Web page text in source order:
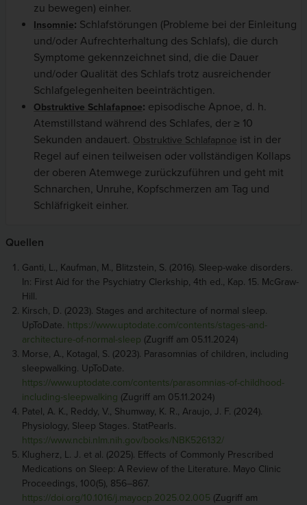
zu bewegen) einher.
Insomnie: Schlafstörungen (Probleme bei der Einleitung
und/oder Aufrechterhaltung des Schlafs), die durch
Symptome gekennzeichnet sind, die die Dauer
und/oder Qualität des Schlafs trotz ausreichender
Schlafgelegenheiten beeinträchtigen.
Obstruktive Schlafapnoe: episodische Apnoe, d. h.
Atemstillstand während des Schlafes, der ≥ 10
Sekunden andauert. Obstruktive Schlafapnoe ist in der
Regel auf einen teilweisen oder vollständigen Kollaps
der oberen Atemwege zurückzuführen und geht mit
Schnarchen, Unruhe, Kopfschmerzen am Tag und
Schläfrigkeit einher.
Quellen
Ganti, L., Kaufman, M., Blitzstein, S. (2016). Sleep-wake disorders.
In: First Aid for the Psychiatry Clerkship, 4th ed., Kap. 15. McGraw-
Hill.
Kirsch, D. (2023). Stages and architecture of normal sleep.
UpToDate. https://www.uptodate.com/contents/stages-and-
architecture-of-normal-sleep (Zugriff am 05.11.2024)
Morse, A., Kotagal, S. (2023). Parasomnias of children, including
sleepwalking. UpToDate.
https://www.uptodate.com/contents/parasomnias-of-childhood-
including-sleepwalking (Zugriff am 05.11.2024)
Patel, A. K., Reddy, V., Shumway, K. R., Araujo, J. F. (2024).
Physiology, Sleep Stages. StatPearls.
https://www.ncbi.nlm.nih.gov/books/NBK526132/
Klugherz, L. J. et al. (2025). Effects of Commonly Prescribed
Medications on Sleep: A Review of the Literature. Mayo Clinic
Proceedings, 100(5), 856–867.
https://doi.org/10.1016/j.mayocp.2025.02.005 (Zugriff am